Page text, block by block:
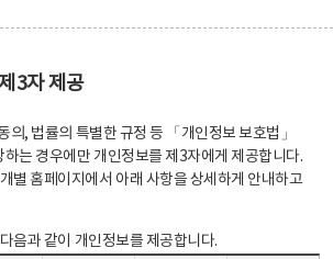
3자 제공
의, 법률의 특별한 규정 등 「개인정보 보호법」
는 경우에만 개인정보를 제3자에게 제공합니다.
별 홈페이지에서 아래 사항을 상세하게 안내하고
음과 같이 개인정보를 제공합니다.